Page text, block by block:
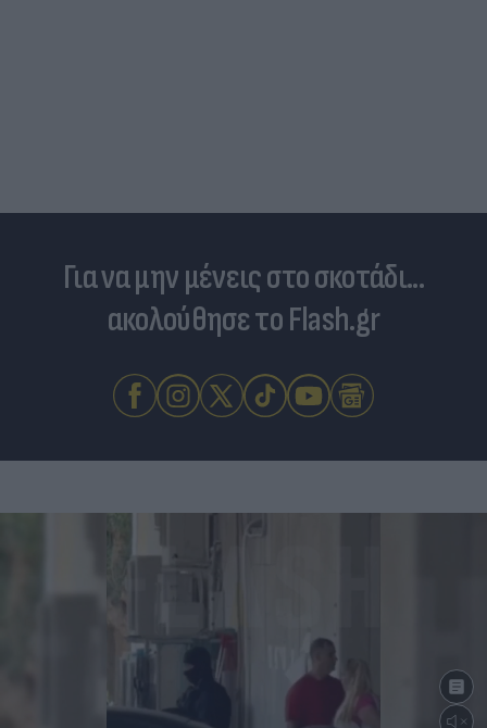
Για να μην μένεις στο σκοτάδι...
ακολούθησε το Flash.gr